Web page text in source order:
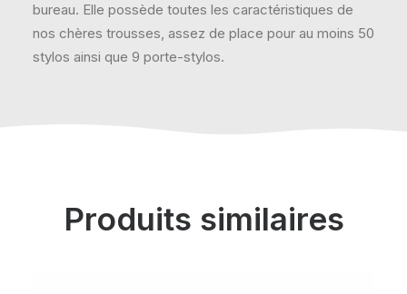
bureau. Elle possède toutes les caractéristiques de
nos chères trousses, assez de place pour au moins 50
stylos ainsi que 9 porte-stylos.
Produits similaires